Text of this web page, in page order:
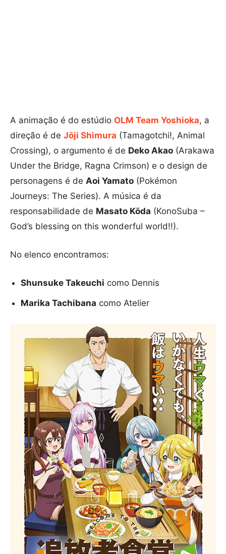
A animação é do estúdio OLM Team Yoshioka, a
direção é de Jōji Shimura (Tamagotchi!, Animal
Crossing), o argumento é de Deko Akao (Arakawa
Under the Bridge, Ragna Crimson) e o design de
personagens é de Aoi Yamato (Pokémon
Journeys: The Series). A música é da
responsabilidade de Masato Kōda (KonoSuba –
God’s blessing on this wonderful world!!).
No elenco encontramos:
Shunsuke Takeuchi como Dennis
Marika Tachibana como Atelier